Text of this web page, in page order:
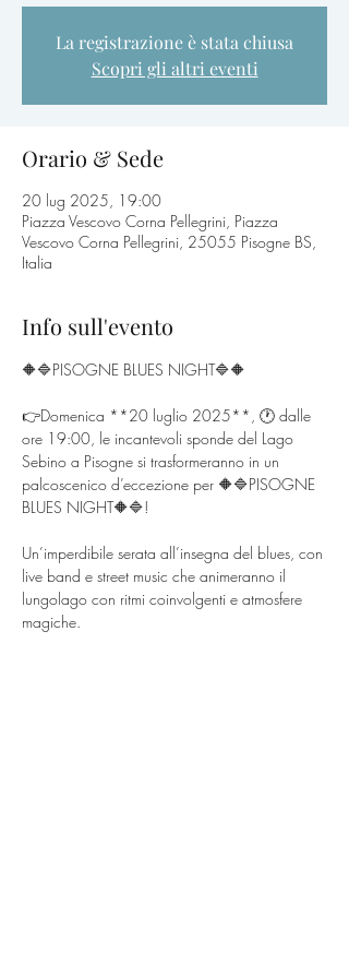
La registrazione è stata chiusa
Scopri gli altri eventi
Orario & Sede
20 lug 2025, 19:00
Piazza Vescovo Corna Pellegrini, Piazza
Vescovo Corna Pellegrini, 25055 Pisogne BS,
Italia
Info sull'evento
🔶🔷PISOGNE BLUES NIGHT🔷🔶
👉Domenica **20 luglio 2025**, 🕐 dalle
ore 19:00, le incantevoli sponde del Lago
Sebino a Pisogne si trasformeranno in un
palcoscenico d’eccezione per 🔶🔷PISOGNE
BLUES NIGHT🔶🔷!
Un’imperdibile serata all’insegna del blues, con
live band e street music che animeranno il
lungolago con ritmi coinvolgenti e atmosfere
magiche.